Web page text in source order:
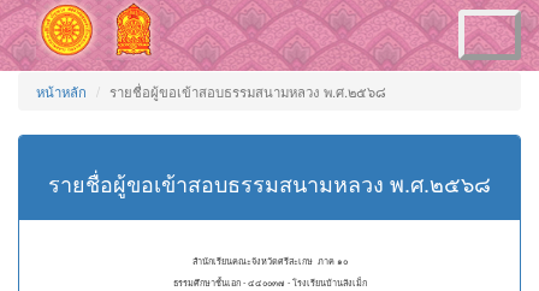
Toggle
navigation
หน้าหลัก รายชื่อผู้ขอเข้าสอบธรรมสนามหลวง พ.ศ.๒๕๖๘
รายชื่อผู้ขอเข้าสอบธรรมสนามหลวง พ.ศ.๒๕๖๘
สำนักเรียนคณะจังหวัดศรีสะเกษ ภาค ๑๐
ธรรมศึกษาชั้นเอก - ๔๔๐๐๓๗ - โรงเรียนบ้านสังเม็ก